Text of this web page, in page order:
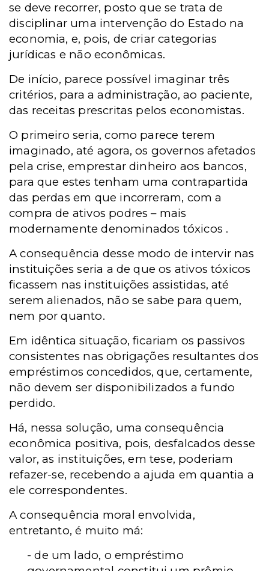
se deve recorrer, posto que se trata de
disciplinar uma intervenção do Estado na
economia, e, pois, de criar categorias
jurídicas e não econômicas.
De início, parece possível imaginar três
critérios, para a administração, ao paciente,
das receitas prescritas pelos economistas.
O primeiro seria, como parece terem
imaginado, até agora, os governos afetados
pela crise, emprestar dinheiro aos bancos,
para que estes tenham uma contrapartida
das perdas em que incorreram, com a
compra de ativos podres – mais
modernamente denominados tóxicos .
A consequência desse modo de intervir nas
instituições seria a de que os ativos tóxicos
ficassem nas instituições assistidas, até
serem alienados, não se sabe para quem,
nem por quanto.
Em idêntica situação, ficariam os passivos
consistentes nas obrigações resultantes dos
empréstimos concedidos, que, certamente,
não devem ser disponibilizados a fundo
perdido.
Há, nessa solução, uma consequência
econômica positiva, pois, desfalcados desse
valor, as instituições, em tese, poderiam
refazer-se, recebendo a ajuda em quantia a
ele correspondentes.
A consequência moral envolvida,
entretanto, é muito má:
- de um lado, o empréstimo